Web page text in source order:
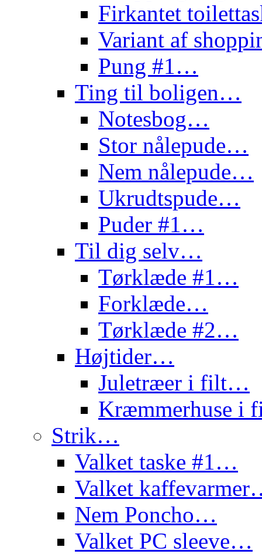
Firkantet
Variant af
Pung #1…
Ting til boligen…
Notesbog…
Stor nålepude…
Nem nålepude…
Ukrudtspude…
Puder #1…
Til dig selv…
Tørklæde #1…
Forklæde…
Tørklæde #2…
Højtider…
Juletræer i filt…
Kræmmerhuse
Strik…
Valket taske #1…
Valket
Nem Poncho…
Valket PC sleeve…